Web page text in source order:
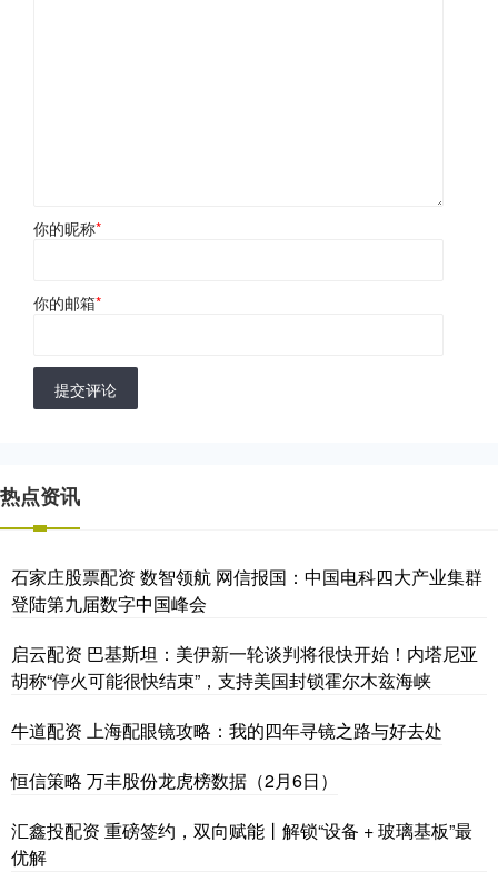
你的昵称*
你的邮箱*
提交评论
热点资讯
石家庄股票配资 数智领航 网信报国：中国电科四大产业集群
登陆第九届数字中国峰会
启云配资 巴基斯坦：美伊新一轮谈判将很快开始！内塔尼亚
胡称“停火可能很快结束”，支持美国封锁霍尔木兹海峡
牛道配资 上海配眼镜攻略：我的四年寻镜之路与好去处
恒信策略 万丰股份龙虎榜数据（2月6日）
汇鑫投配资 重磅签约，双向赋能丨解锁“设备 + 玻璃基板”最
优解